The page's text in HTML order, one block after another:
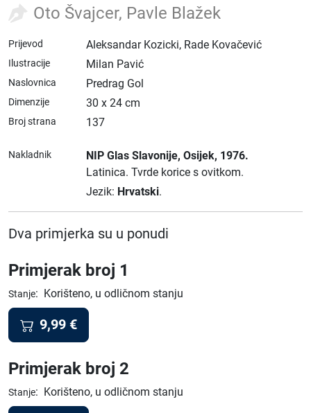
Oto Švajcer, Pavle Blažek
Prijevod Aleksandar Kozicki, Rade Kovačević
Ilustracije Milan Pavić
Naslovnica Predrag Gol
Dimenzije 30 x 24 cm
Broj strana 137
Nakladnik NIP Glas Slavonije, Osijek, 1976.
Latinica. Tvrde korice s ovitkom.
Jezik: Hrvatski.
Dva primjerka su u ponudi
Primjerak broj 1
Stanje: Korišteno, u odličnom stanju
9,99 €
Primjerak broj 2
Stanje: Korišteno, u odličnom stanju